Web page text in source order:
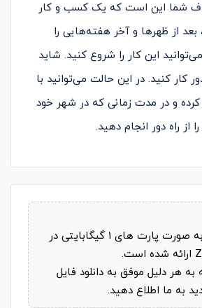
شما این است که یک کسب­ و کار
بعد از ظهرها و آخر هفته­‌هایی را
این کار را شروع کنید. شاید
کار کنید. در این حالت می‌­توانید با
و در مدت زمانی که در شهر خود
از راه دور انجام دهید.
لینک دانلود به صورت پارت های 1 گیگابایتی در
هر دلیل موفق به دانلود فایل
به ما اطلاع دهید.